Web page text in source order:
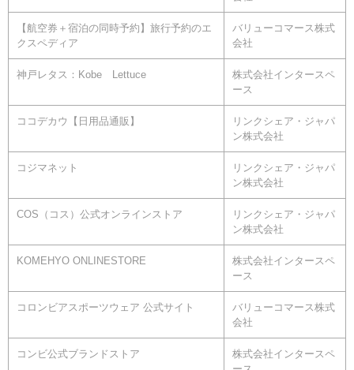
【航空券＋宿泊の同時予約】旅行予約のエ
クスペディア
バリューコマース株式
会社
神戸レタス：Kobe Lettuce
株式会社インタースペ
ース
ココデカウ【日用品通販】
リンクシェア・ジャパ
ン株式会社
コジマネット
リンクシェア・ジャパ
ン株式会社
COS（コス）公式オンラインストア
リンクシェア・ジャパ
ン株式会社
KOMEHYO ONLINESTORE
株式会社インタースペ
ース
コロンビアスポーツウェア 公式サイト
バリューコマース株式
会社
コンビ公式ブランドストア
株式会社インタースペ